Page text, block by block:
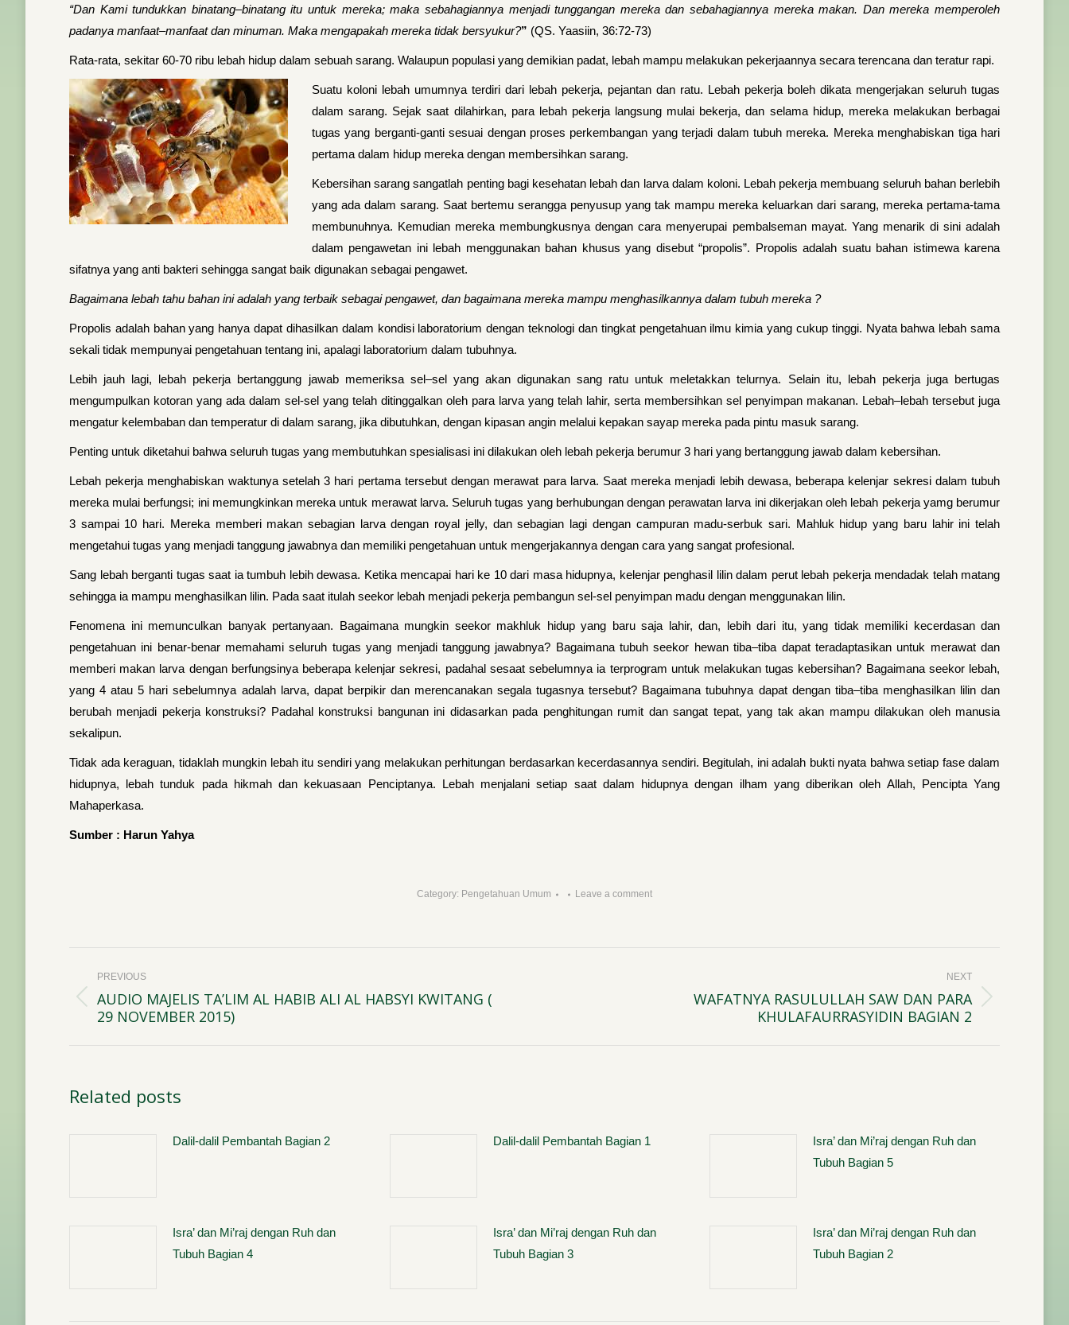
“Dan Kami tundukkan binatang–binatang itu untuk mereka; maka sebahagiannya menjadi tunggangan mereka dan sebahagiannya mereka makan. Dan mereka memperoleh
padanya manfaat–manfaat dan minuman. Maka mengapakah mereka tidak bersyukur?” (QS. Yaasiin, 36:72-73)
Rata-rata, sekitar 60-70 ribu lebah hidup dalam sebuah sarang. Walaupun populasi yang demikian padat, lebah mampu melakukan pekerjaannya secara terencana dan teratur rapi.
Suatu koloni lebah umumnya terdiri dari lebah pekerja, pejantan dan ratu. Lebah pekerja boleh dikata mengerjakan seluruh tugas
dalam sarang. Sejak saat dilahirkan, para lebah pekerja langsung mulai bekerja, dan selama hidup, mereka melakukan berbagai
tugas yang berganti-ganti sesuai dengan proses perkembangan yang terjadi dalam tubuh mereka. Mereka menghabiskan tiga hari
pertama dalam hidup mereka dengan membersihkan sarang.
Kebersihan sarang sangatlah penting bagi kesehatan lebah dan larva dalam koloni. Lebah pekerja membuang seluruh bahan berlebih
yang ada dalam sarang. Saat bertemu serangga penyusup yang tak mampu mereka keluarkan dari sarang, mereka pertama-tama
membunuhnya. Kemudian mereka membungkusnya dengan cara menyerupai pembalseman mayat. Yang menarik di sini adalah
dalam pengawetan ini lebah menggunakan bahan khusus yang disebut “propolis”. Propolis adalah suatu bahan istimewa karena
sifatnya yang anti bakteri sehingga sangat baik digunakan sebagai pengawet.
Bagaimana lebah tahu bahan ini adalah yang terbaik sebagai pengawet, dan bagaimana mereka mampu menghasilkannya dalam tubuh mereka ?
Propolis adalah bahan yang hanya dapat dihasilkan dalam kondisi laboratorium dengan teknologi dan tingkat pengetahuan ilmu kimia yang cukup tinggi. Nyata bahwa lebah sama
sekali tidak mempunyai pengetahuan tentang ini, apalagi laboratorium dalam tubuhnya.
Lebih jauh lagi, lebah pekerja bertanggung jawab memeriksa sel–sel yang akan digunakan sang ratu untuk meletakkan telurnya. Selain itu, lebah pekerja juga bertugas
mengumpulkan kotoran yang ada dalam sel-sel yang telah ditinggalkan oleh para larva yang telah lahir, serta membersihkan sel penyimpan makanan. Lebah–lebah tersebut juga
mengatur kelembaban dan temperatur di dalam sarang, jika dibutuhkan, dengan kipasan angin melalui kepakan sayap mereka pada pintu masuk sarang.
Penting untuk diketahui bahwa seluruh tugas yang membutuhkan spesialisasi ini dilakukan oleh lebah pekerja berumur 3 hari yang bertanggung jawab dalam kebersihan.
Lebah pekerja menghabiskan waktunya setelah 3 hari pertama tersebut dengan merawat para larva. Saat mereka menjadi lebih dewasa, beberapa kelenjar sekresi dalam tubuh
mereka mulai berfungsi; ini memungkinkan mereka untuk merawat larva. Seluruh tugas yang berhubungan dengan perawatan larva ini dikerjakan oleh lebah pekerja yamg berumur
3 sampai 10 hari. Mereka memberi makan sebagian larva dengan royal jelly, dan sebagian lagi dengan campuran madu-serbuk sari. Mahluk hidup yang baru lahir ini telah
mengetahui tugas yang menjadi tanggung jawabnya dan memiliki pengetahuan untuk mengerjakannya dengan cara yang sangat profesional.
Sang lebah berganti tugas saat ia tumbuh lebih dewasa. Ketika mencapai hari ke 10 dari masa hidupnya, kelenjar penghasil lilin dalam perut lebah pekerja mendadak telah matang
sehingga ia mampu menghasilkan lilin. Pada saat itulah seekor lebah menjadi pekerja pembangun sel-sel penyimpan madu dengan menggunakan lilin.
Fenomena ini memunculkan banyak pertanyaan. Bagaimana mungkin seekor makhluk hidup yang baru saja lahir, dan, lebih dari itu, yang tidak memiliki kecerdasan dan
pengetahuan ini benar-benar memahami seluruh tugas yang menjadi tanggung jawabnya? Bagaimana tubuh seekor hewan tiba–tiba dapat teradaptasikan untuk merawat dan
memberi makan larva dengan berfungsinya beberapa kelenjar sekresi, padahal sesaat sebelumnya ia terprogram untuk melakukan tugas kebersihan? Bagaimana seekor lebah,
yang 4 atau 5 hari sebelumnya adalah larva, dapat berpikir dan merencanakan segala tugasnya tersebut? Bagaimana tubuhnya dapat dengan tiba–tiba menghasilkan lilin dan
berubah menjadi pekerja konstruksi? Padahal konstruksi bangunan ini didasarkan pada penghitungan rumit dan sangat tepat, yang tak akan mampu dilakukan oleh manusia
sekalipun.
Tidak ada keraguan, tidaklah mungkin lebah itu sendiri yang melakukan perhitungan berdasarkan kecerdasannya sendiri. Begitulah, ini adalah bukti nyata bahwa setiap fase dalam
hidupnya, lebah tunduk pada hikmah dan kekuasaan Penciptanya. Lebah menjalani setiap saat dalam hidupnya dengan ilham yang diberikan oleh Allah, Pencipta Yang
Mahaperkasa.
Sumber : Harun Yahya
Category: Pengetahuan Umum Leave a comment
Post
navigation
PREVIOUS
Previous
AUDIO MAJELIS TA’LIM AL HABIB ALI AL HABSYI KWITANG (
29 NOVEMBER 2015)
NEXT
WAFATNYA RASULULLAH SAW DAN PARA
KHULAFAURRASYIDIN BAGIAN 2
Related posts
Dalil-dalil Pembantah Bagian 2 Dalil-dalil Pembantah Bagian 1
Isra’ dan Mi’raj dengan Ruh dan
Tubuh Bagian 5
Isra’ dan Mi’raj dengan Ruh dan
Tubuh Bagian 4
Isra’ dan Mi’raj dengan Ruh dan
Tubuh Bagian 3
Isra’ dan Mi’raj dengan Ruh dan
Tubuh Bagian 2